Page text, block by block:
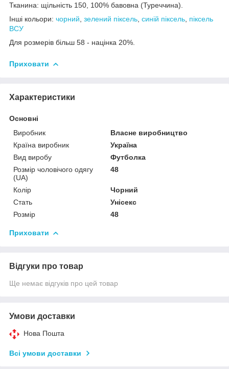
Тканина: щільність 150, 100% бавовна (Туреччина).
Інші кольори: чорний зелений піксель синій піксель піксель
ВСУ
Для розмерів більш 58 - націнка 20%.
Приховати
Характеристики
Основні
Виробник
Власне виробництво
Країна виробник
Україна
Вид виробу
Футболка
Розмір чоловічого одягу
(UA)
48
Колір
Чорний
Стать
Унісекс
Розмір
48
Приховати
Відгуки про товар
Ще немає відгуків про цей товар
Умови доставки
Нова Пошта
Всі умови доставки